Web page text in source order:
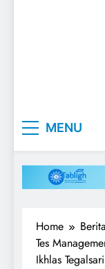
MENU
Home
Berita
Tes
Ikhlas